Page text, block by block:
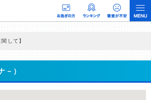
して】
はなく、当編集部の調査／ユーザーへの口コミ収集な
情報提供を行っています。
－）